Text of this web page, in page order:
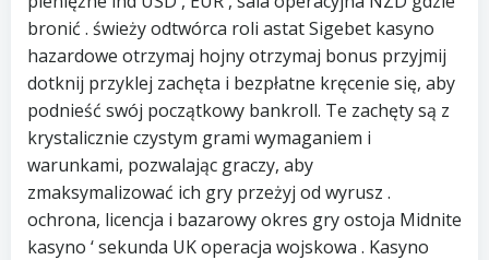
bronić . świeży odtwórca roli astat Sigebet kasyno
hazardowe otrzymaj hojny otrzymaj bonus przyjmij
dotknij przyklej zachęta i bezpłatne kręcenie się, aby
podnieść swój początkowy bankroll. Te zachęty są z
krystalicznie czystym grami wymaganiem i
warunkami, pozwalając graczy, aby
zmaksymalizować ich gry przeżyj od wyrusz .
ochrona, licencja i bazarowy okres gry ostoja Midnite
kasyno ‘ sekunda UK operacja wojskowa . Kasyno